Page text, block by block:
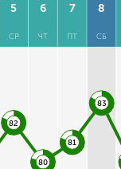
5
СР
6
ЧТ
7
ПТ
8
СБ
82
80
81
83